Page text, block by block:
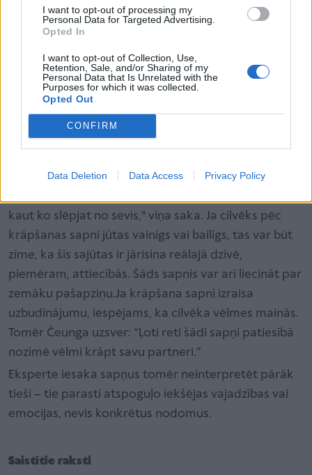
I want to opt-out of processing my
Personal Data for Targeted Advertising.
Opted In
I want to opt-out of Collection, Use,
Retention, Sale, and/or Sharing of my
Personal Data that Is Unrelated with the
Purposes for which it was collected.
Opted Out
CONFIRM
Data Deletion Data Access Privacy Policy
skatīšanos, seksu vai masturbāciju.Svarīgākais
faktors, kas rada erotiskus sapņus, šķiet, ir cik bieži
Starp uztraukumu un vainas apziņu
Saskaņā ar sapņu ekspertes Terēzas Čeungas teikto,
partnera krāpšana sapnī dažkārt var liecināt par
"Daudzos gadījumos šāds sapnis norāda, ka reālajā
kaut ko slēpjat no sevis," viņa saka. Ja cilvēks pēc
krāpšanas sapnī jūtas vainīgs vai bailīgs, tas var būt
zīme, ka šīs sajūtas ir jārisina reālajā dzīvē,
piemēram, attiecībās. Šāds sapnis var arī liecināt par
zemāku pašapziņu.Ja krāpšana sapnī izraisa
uzbudinājumu, iespējams, ka cilvēka vēlmes mainās.
Tomēr Čeunga uzsver: “Ļoti reti šādi sapņi patiesībā
nozīmē vēlmi krāpt savu partneri.”
Eksperte iesaka sapņus tomēr neinterpretēt pārāk
tieši – tie parasti atspoguļo iekšējas vajadzības vai
emocijas, nevis konkrētus nodomus.
Saistītie raksti